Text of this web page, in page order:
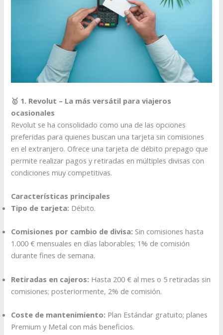
🥇 1. Revolut – La más versátil para viajeros
ocasionales
Revolut se ha consolidado como una de las opciones
preferidas para quienes buscan una tarjeta sin comisiones
en el extranjero. Ofrece una tarjeta de débito prepago que
permite realizar pagos y retiradas en múltiples divisas con
condiciones muy competitivas.
Características principales
Tipo de tarjeta: Débito.​
Comisiones por cambio de divisa: Sin comisiones hasta
1.000 € mensuales en días laborables; 1% de comisión
durante fines de semana.
Retiradas en cajeros: Hasta 200 € al mes o 5 retiradas sin
comisiones; posteriormente, 2% de comisión.
Coste de mantenimiento: Plan Estándar gratuito; planes
Premium y Metal con más beneficios.